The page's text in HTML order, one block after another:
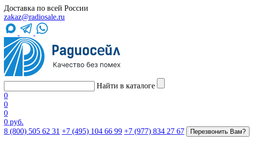
Доставка по всей России
zakaz@radiosale.ru
Найти в каталоге
0
0
0
0 руб.
8 (800) 505 62 31 +7 (495) 104 66 99 +7 (977) 834 27 67 Перезвонить Вам?